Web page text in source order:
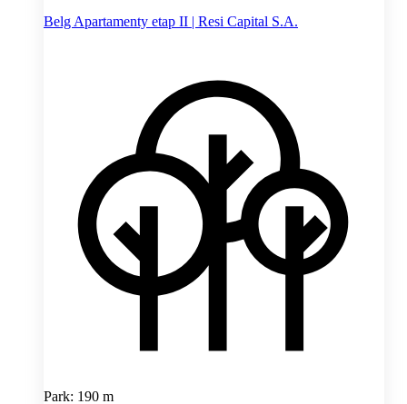
Belg Apartamenty etap II | Resi Capital S.A.
Park: 190 m